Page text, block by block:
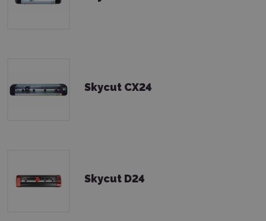
Skycut CX24
Skycut D24